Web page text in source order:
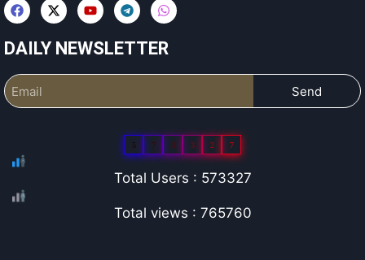
DAILY NEWSLETTER
Send
5 7 3 3 2 7
Total Users : 573327
Total views : 765760